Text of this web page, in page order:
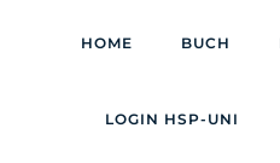
HOME BUCH
LOGIN HSP-UNI